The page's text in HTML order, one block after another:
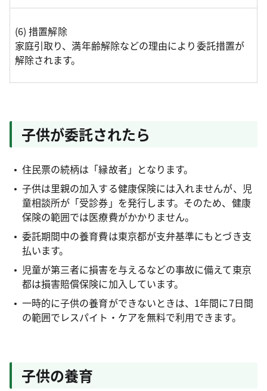
(6) 措置解除
家庭引取り、満年齢解除などの理由により委託措置が
解除されます。
子供が委託されたら
住民票の続柄は「縁故者」となります。
子供は里親の加入する健康保険には入れませんが、児
童相談所が「受診券」を発行します。そのため、健康
保険の範囲では医療費がかかりません。
委託期間中の養育費は東京都が支弁基準にもとづき支
払います。
児童が第三者に損害を与えるなどの事故に備えて東京
都は損害賠償保険に加入しています。
一時的に子供の養育ができないときは、1年間に7日間
の範囲でレスパイト・ケアを無料で利用できます。
子供の養育